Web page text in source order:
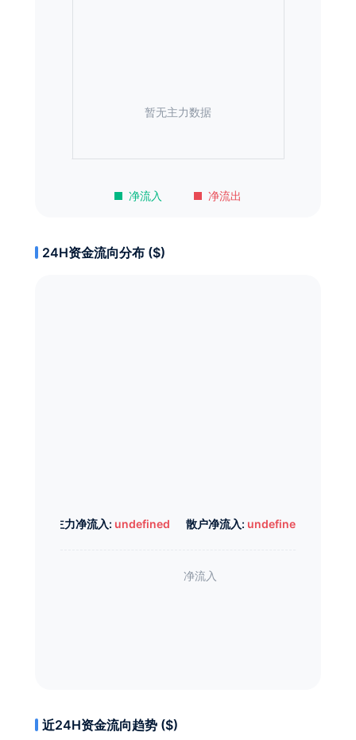
净流入 净流出
暂无主力数据
24H资金流向分布 ($)
主力净流入: undefined 散户净流入: undefined
近24H资金流向趋势 ($)